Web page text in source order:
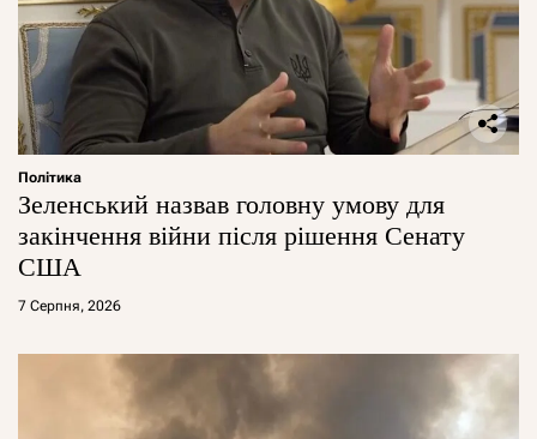
Політика
Зеленський назвав головну умову для
закінчення війни після рішення Сенату
США
7 Серпня, 2026